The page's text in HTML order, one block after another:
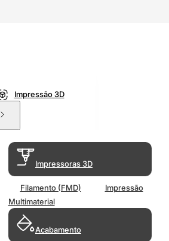
Impressão 3D
Impressoras 3D
Filamento (FMD)
Impressão
Multimaterial
Acabamento